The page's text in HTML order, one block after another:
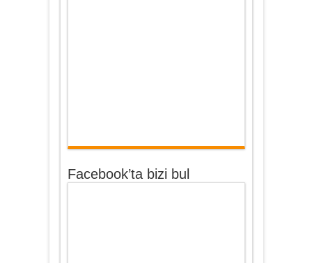
Facebook’ta bizi bul